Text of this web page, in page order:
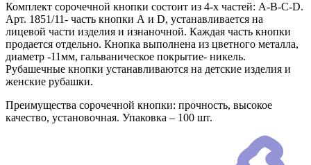
Комплект сорочечной кнопки состоит из 4-х частей: А-В-С-D.
Арт. 1851/11- часть кнопки А и D, устанавливается на
лицевой части изделия и изнаночной. Каждая часть кнопки
продается отдельно. Кнопка выполнена из цветного металла,
диаметр -11мм, гальваническое покрытие- никель.
Рубашечные кнопки устанавливаются на детские изделия и
женские рубашки.
Преимущества сорочечной кнопки: прочность, высокое
качество, установочная. Упаковка – 100 шт.